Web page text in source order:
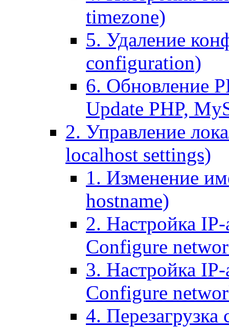
timezone)
5. Удаление
configuration)
6. Обновление
Update PHP,
2. Управление
localhost settings)
1. Изменение
hostname)
2. Настройка IP-
Configure
3. Настройка
Configure
4. Перезагрузка